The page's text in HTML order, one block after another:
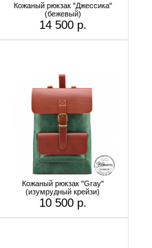
Кожаный рюкзак "Джессика"
(бежевый)
14 500 р.
Кожаный рюкзак "Gray"
(изумрудный крейзи)
10 500 р.